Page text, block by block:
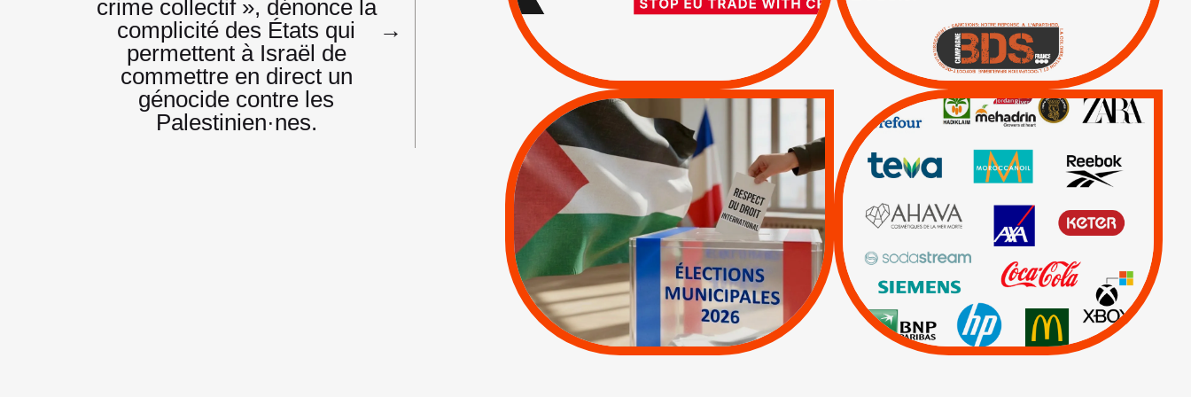
crime collectif », dénonce la
complicité des États qui
permettent à Israël de
commettre en direct un
génocide contre les
Palestinien·nes.
→
ISRAËL
| Boycott militaire |
Lettres d'interpellation
MUNICIPALES 2026 :
JE VOTE POUR LE
RESPECT DU DROIT
INTERNATIONAL EN
PALESTINE
APPELS | Actus |
Espaces Sans
Apartheid
| Lettres d'interpellation
QUE BOYCOTTER ?
Actus | Ahava
Carrefour HP
Keter |
Livres et brochures
Mehadrin | PUMA |
Sodastream
Visuels, tracts,
affiches,...